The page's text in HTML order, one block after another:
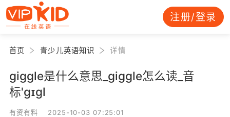
注册/登录
首页 青少儿英语知识 详情
giggle是什么意思_giggle怎么读_音
标'ɡɪɡl
有资有料 2025-10-03 07:25:01